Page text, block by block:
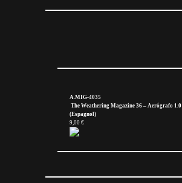
A.MIG-4035
The Weathering Magazine 36 – Aerógrafo 1.0
(Espagnol)
9,00 €